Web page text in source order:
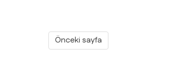
Önceki sayfa